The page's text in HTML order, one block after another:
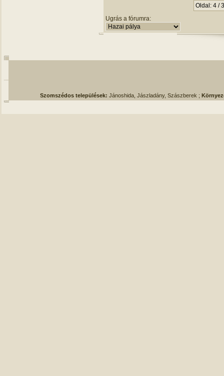
Oldal: 4 /
Ugrás a fórumra:
Szomszédos települések: Jánoshida, Jászladány, Szászberek ;